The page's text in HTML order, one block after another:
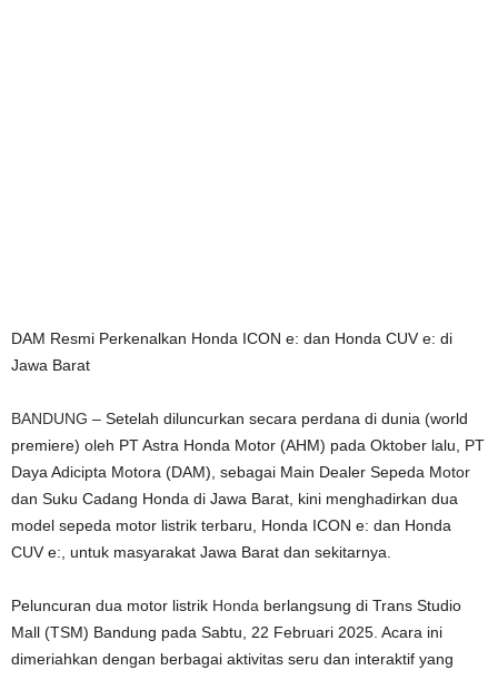
DAM Resmi Perkenalkan Honda ICON e: dan Honda CUV e: di
Jawa Barat
BANDUNG – Setelah diluncurkan secara perdana di dunia (world
premiere) oleh PT Astra Honda Motor (AHM) pada Oktober lalu, PT
Daya Adicipta Motora (DAM), sebagai Main Dealer Sepeda Motor
dan Suku Cadang Honda di Jawa Barat, kini menghadirkan dua
model sepeda motor listrik terbaru, Honda ICON e: dan Honda
CUV e:, untuk masyarakat Jawa Barat dan sekitarnya.
Peluncuran dua motor listrik Honda berlangsung di Trans Studio
Mall (TSM) Bandung pada Sabtu, 22 Februari 2025. Acara ini
dimeriahkan dengan berbagai aktivitas seru dan interaktif yang